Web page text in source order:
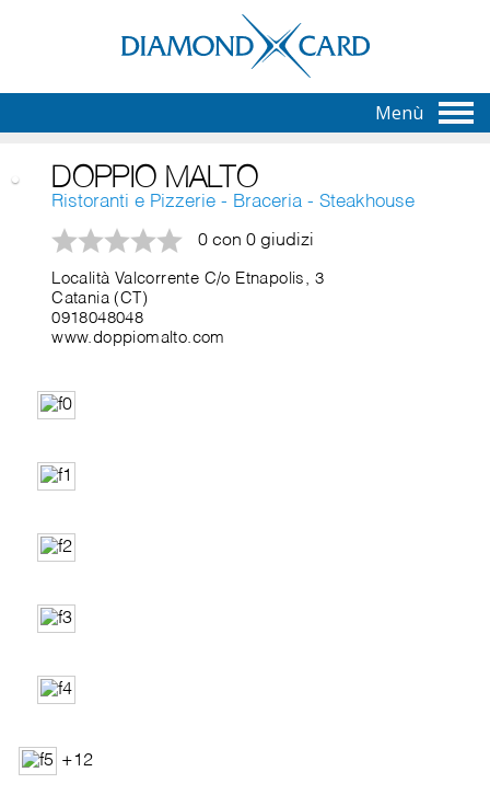
Menù
DOPPIO MALTO
Ristoranti e Pizzerie - Braceria - Steakhouse
0 con 0 giudizi
Località Valcorrente C/o Etnapolis, 3
Catania (CT)
0918048048
www.doppiomalto.com
+12